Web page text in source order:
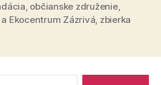
rozbehla
prvú
, občianske združenie,
Ekocentrum Zázrivá, zbierka